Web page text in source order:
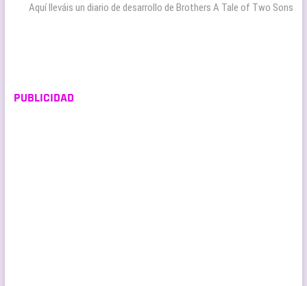
entradassiguiente:
Aquí lleváis un diario de desarrollo de Brothers A Tale of Two Sons
PUBLICIDAD